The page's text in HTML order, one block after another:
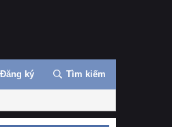
Đăng ký Tìm kiếm